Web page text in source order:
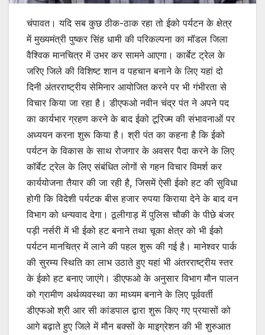
चंपावत। यदि सब कुछ ठीक-ठाक रहा तो ईको पर्यटन के क्षेत्र
में मुख्यमंत्री पुष्कर सिंह धामी की परिकल्पना का मॉडल जिला
वैश्विक मानचित्र में उभर कर सामने आएगा। कार्बेट ट्रेल के
जरिए जिले की विशिष्ट शान व पहचान बनाने के लिए यहां दो
दिनी अंतरराष्ट्रीय सेमिनार आयोजित करने पर भी गंभीरता से
विचार किया जा रहा है। डीएफओ नवीन चंद्र पंत ने अपने पद
का कार्यभार ग्रहण करने के बाद ईको टूरिज्म की संभावनाओं पर
अध्ययन करना शुरू किया है। श्री पंत का कहना है कि ईको
पर्यटन के विकास के साथ रोजगार के अवसर पैदा करने के लिए
कॉर्बेट ट्रेल के लिए संबंधित लोगों से गहन विचार विमर्श कर
कार्ययोजना तैयार की जा रही है, जिसमें ऐसी ईको हट की सुविधा
होगी कि विदेशी पर्यटक बीस हजार रुपया किराया देने के बाद वन
विभाग को धन्यवाद देगा। ठूलीगाड़ में पुलिस चौकी के पीछे बंजर
पड़ी नर्सरी में भी ईको हट बनाने तथा चूका क्षेत्र को भी ईको
पर्यटन मानचित्र में लाने की पहल शुरू की गई है। मानेश्वर पार्क
की सुरम्य स्थिति का लाभ उठाते हुए यहां भी अंतरराष्ट्रीय स्तर
के ईको हट बनाए जाएंगे। डीएफओ के अनुसार विभाग मौन पालन
को ग्रामीण अर्थव्यवस्था का माध्यम बनाने के लिए पूर्ववर्ती
डीएफओ श्री आर सी कांडपाल द्वारा शुरू किए गए प्रयासों को
आगे बढ़ाते हुए जिले में मौन बक्सों के माइग्रेशन की भी शुरुआत